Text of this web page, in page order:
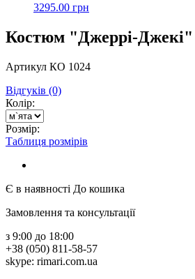
3295.00 грн
Костюм "Джеррі-Джекі"
Артикул КО 1024
Відгуків (0)
Колір:
Розмір:
Таблиця розмірів
Є в наявності До кошика
Замовлення та консультації
з 9:00 до 18:00
+38 (050) 811-58-57
skype: rimari.com.ua